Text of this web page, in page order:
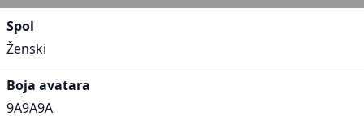
Spol
Ženski
Boja avatara
9A9A9A